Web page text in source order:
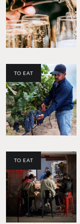
TO EAT
TO EAT